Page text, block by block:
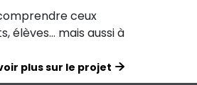
ceux
élèves… mais aussi à
plus sur le projet